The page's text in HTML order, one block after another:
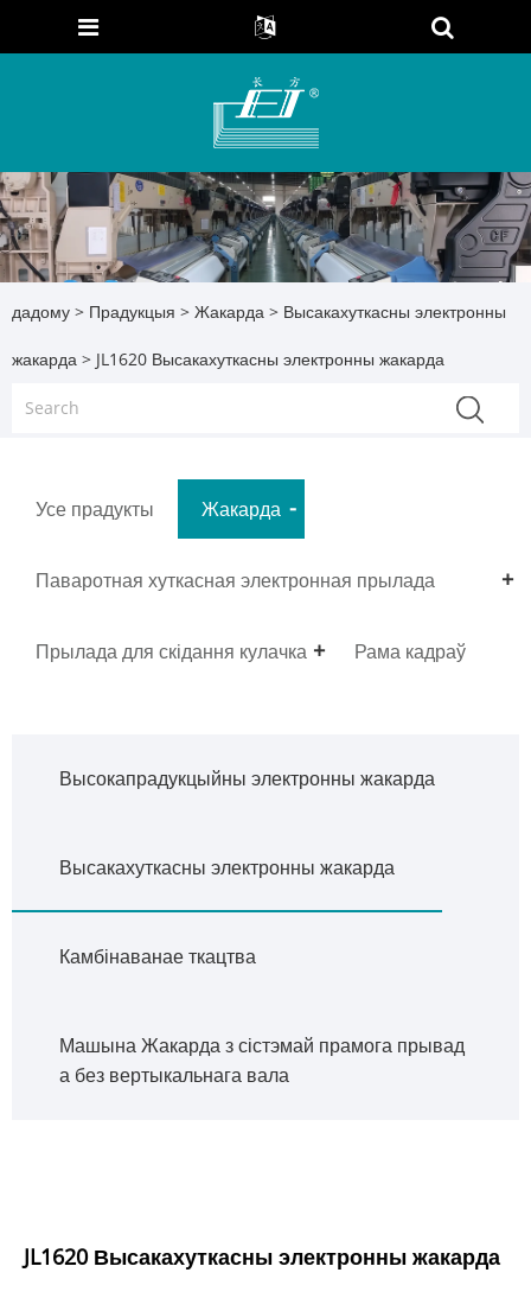
дадому > Прадукцыя > Жакарда > Высакахуткасны электронны
жакарда > JL1620 Высакахуткасны электронны жакарда
Усе прадукты Жакарда
Паваротная хуткасная электронная прылада
Dobby
Прылада для скідання кулачка Рама кадраў
Высокапрадукцыйны электронны жакарда
Высакахуткасны электронны жакарда
Камбінаванае ткацтва
Машына Жакарда з сістэмай прамога прывад
а без вертыкальнага вала
JL1620 Высакахуткасны электронны жакарда